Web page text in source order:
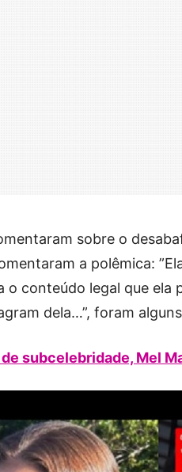
sobre o
a polêmica:
conteúdo legal que ela
dela…”, foram
subcelebridade, Mel